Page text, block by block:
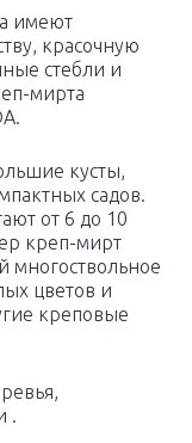
имеют
красочную
стебли и
мирта
кусты,
садов.
от 6 до 10
креп-мирт
многоствольное
цветов и
креповые
.